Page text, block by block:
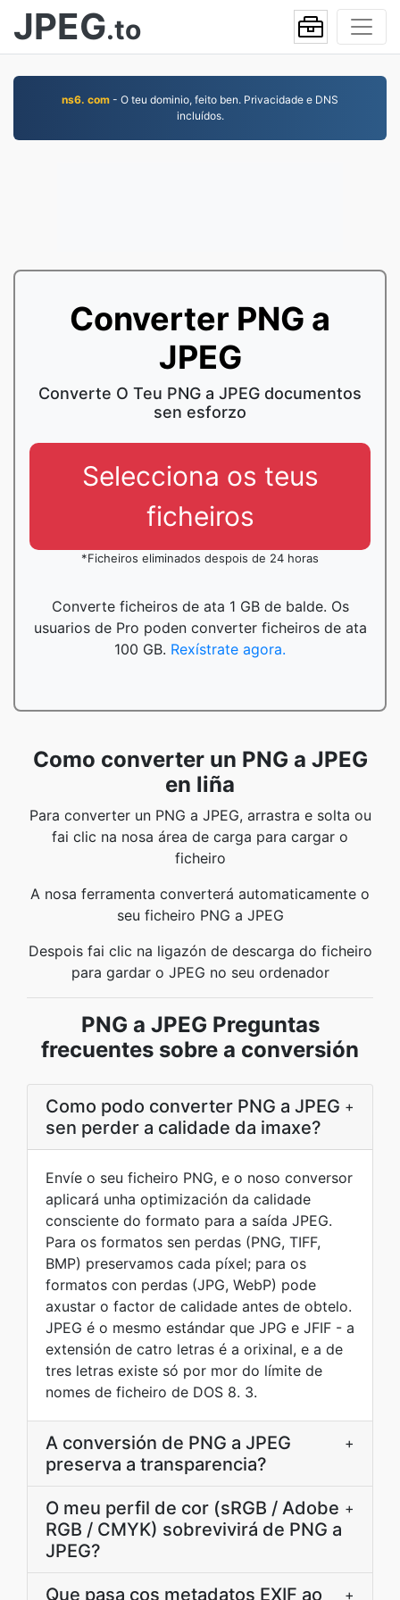
JPEG.to
ns6. com - O teu dominio, feito ben. Privacidade e DNS
incluídos.
Converter PNG a
JPEG
Converte O Teu PNG a JPEG documentos
sen esforzo
Selecciona os teus
ficheiros
*Ficheiros eliminados despois de 24 horas
Converte ficheiros de ata 1 GB de balde. Os
usuarios de Pro poden converter ficheiros de ata
100 GB. Rexístrate agora.
Como converter un PNG a JPEG
en liña
Para converter un PNG a JPEG, arrastra e solta ou
fai clic na nosa área de carga para cargar o
ficheiro
A nosa ferramenta converterá automaticamente o
seu ficheiro PNG a JPEG
Despois fai clic na ligazón de descarga do ficheiro
para gardar o JPEG no seu ordenador
PNG a JPEG Preguntas
frecuentes sobre a conversión
Como podo converter PNG a JPEG
sen perder a calidade da imaxe?
+
Envíe o seu ficheiro PNG, e o noso conversor
aplicará unha optimización da calidade
consciente do formato para a saída JPEG.
Para os formatos sen perdas (PNG, TIFF,
BMP) preservamos cada píxel; para os
formatos con perdas (JPG, WebP) pode
axustar o factor de calidade antes de obtelo.
JPEG é o mesmo estándar que JPG e JFIF - a
extensión de catro letras é a orixinal, e a de
tres letras existe só por mor do límite de
nomes de ficheiro de DOS 8. 3.
A conversión de PNG a JPEG
preserva a transparencia?
+
O meu perfil de cor (sRGB / Adobe
RGB / CMYK) sobrevivirá de PNG a
JPEG?
+
Que pasa cos metadatos EXIF ao +